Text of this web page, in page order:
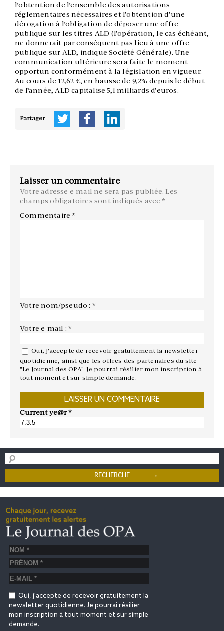
l’obtention de l’ensemble des autorisations
réglementaires nécessaires et l’obtention d’une
dérogation à l’obligation de déposer une offre
publique sur les titres ALD (l’opération, le cas échéant,
ne donnerait par conséquent pas lieu à une offre
publique sur ALD, indique Société Générale). Une
communication ultérieure sera faite le moment
opportun conformément à la législation en vigueur.
Au cours de 12,62 €, en hausse de 9,2% depuis le début
de l’année, ALD capitalise 5,1 milliards d’euros.
Partager
Laisser un commentaire
Votre adresse e-mail ne sera pas publiée. Les
champs obligatoires sont indiqués avec *
Commentaire*
Votre nom/pseudo : *
Votre e-mail : *
Oui, j'accepte de recevoir gratuitement la newsletter
quotidienne, ainsi que les offres des partenaires du site
"Le Journal des OPA". Je pourrai résilier mon inscription à
tout moment et sur simple demande.
Current ye@r*
Oui, j'accepte de recevoir gratuitement la
newsletter quotidienne. Je pourrai résilier
mon inscription à tout moment et sur simple
demande.